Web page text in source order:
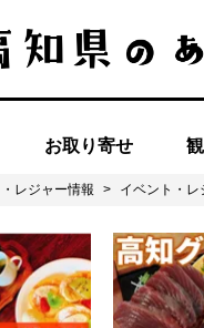
お取り寄せ
レジャー情報 > イベント・レ